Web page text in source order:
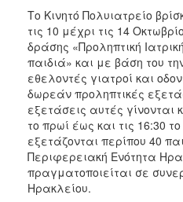
Το Κινητό Πολυιατρείο
τις 10 μέχρι τις 14
δράσης «Προληπτική
παιδιά» και με βάση του
εθελοντές γιατροί και
δωρεάν προληπτικές
εξετάσεις αυτές γίνονται
το πρωί έως και τις 16:30
εξετάζονται περίπου 40
Περιφερειακή Ενότητα
πραγματοποιείται σε
Ηρακλείου.